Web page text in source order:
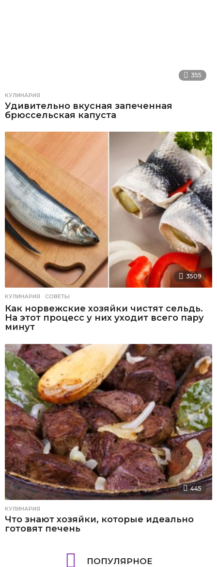
355
КУЛИНАРИЯ
Удивительно вкусная запеченная
брюссельская капуста
3509
КУЛИНАРИЯ ,СОВЕТЫ
Как норвежские хозяйки чистят сельдь.
На этот процесс у них уходит всего пару
минут
445
КУЛИНАРИЯ
Что знают хозяйки, которые идеально
готовят печень
ПОПУЛЯРНОЕ